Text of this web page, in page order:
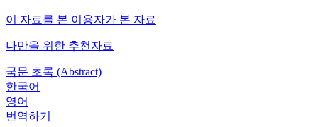
이 자료를 본 이용자가 본 자료
나만을 위한 추천자료
국문 초록 (Abstract)
한국어
영어
번역하기